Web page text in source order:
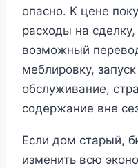
опасно. К цене
расходы на
возможный
меблировку,
обслуживание,
содержание вне
Если дом старый,
изменить всю